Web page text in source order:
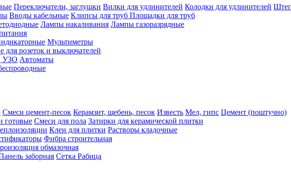
Переключатели, заглушки Вилки для удлинителей Колодки для удлинителей
Вводы кабельные Клипсы для труб Площадки для труб
Лампы накаливания Лампы газоразрядные
Мультиметры
розеток и выключателей
УЗО Автоматы
Смеси цемент-песок Керамзит, щебень, песок Известь Мел, гипс Цемент (поштучно)
готовые Смеси для пола Затирки для керамической плитки
Клеи для плитки Растворы кладочные
Фибра строительная
обмазочная
заборная Сетка Рабица